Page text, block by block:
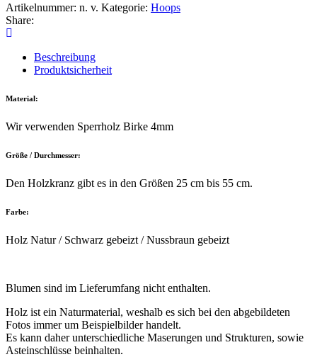
Artikelnummer: n. v. Kategorie: Hoops
Share:
Beschreibung
Produktsicherheit
Material:
Wir verwenden Sperrholz Birke 4mm
Größe / Durchmesser:
Den Holzkranz gibt es in den Größen 25 cm bis 55 cm.
Farbe:
Holz Natur / Schwarz gebeizt / Nussbraun gebeizt
Blumen sind im Lieferumfang nicht enthalten.
Holz ist ein Naturmaterial, weshalb es sich bei den abgebildeten
Fotos immer um Beispielbilder handelt.
Es kann daher unterschiedliche Maserungen und Strukturen, sowie
Asteinschlüsse beinhalten.